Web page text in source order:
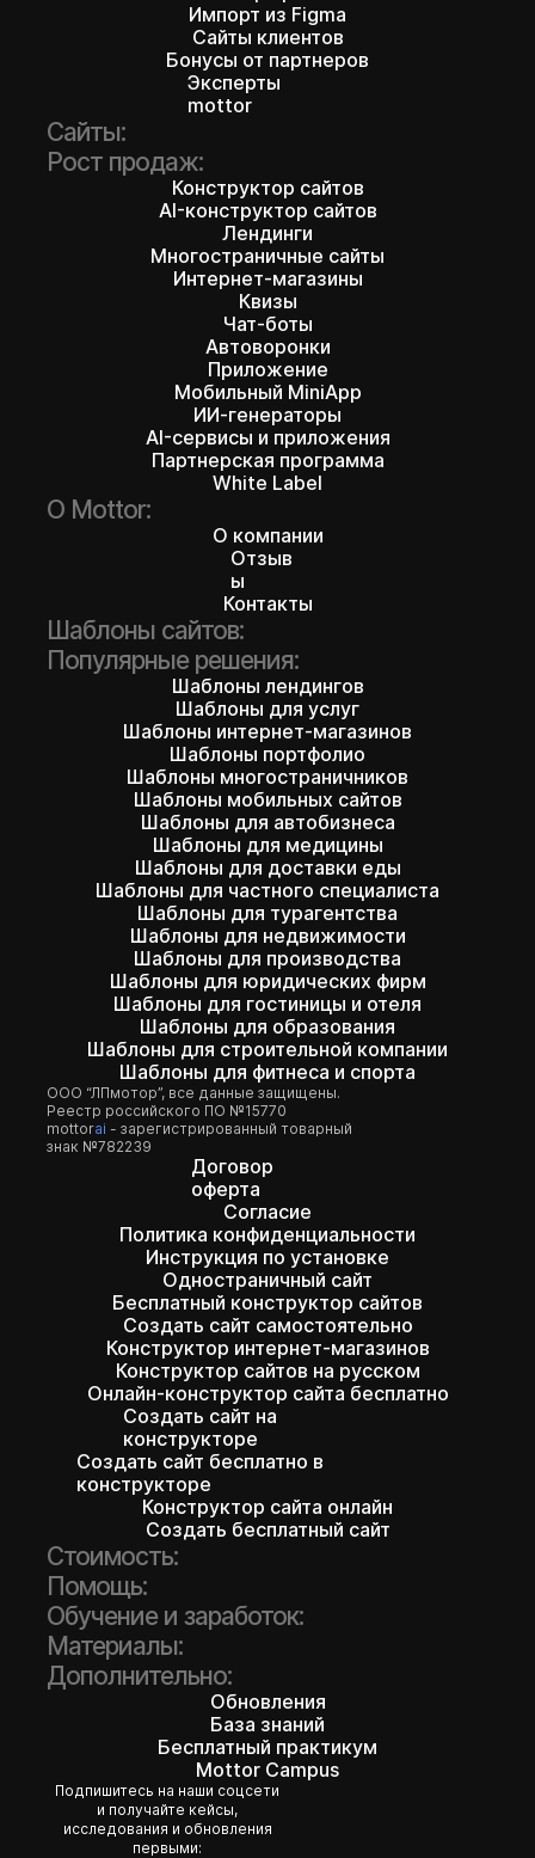
Импорт из Figma
Сайты клиентов
Бонусы от партнеров
Эксперты
mottor
Сайты:
Рост продаж:
Конструктор сайтов
AI-конструктор сайтов
Лендинги
Многостраничные сайты
Интернет-магазины
Квизы
Чат-боты
Автоворонки
Приложение
Мобильный MiniApp
ИИ-генераторы
AI-сервисы и приложения
Партнерская программа
White Label
О Mottor:
О компании
Отзыв
ы
Контакты
Шаблоны сайтов:
Популярные решения:
Шаблоны лендингов
Шаблоны для услуг
Шаблоны интернет-магазинов
Шаблоны портфолио
Шаблоны многостраничников
Шаблоны мобильных сайтов
Шаблоны для автобизнеса
Шаблоны для медицины
Шаблоны для доставки еды
Шаблоны для частного специалиста
Шаблоны для турагентства
Шаблоны для недвижимости
Шаблоны для производства
Шаблоны для юридических фирм
Шаблоны для гостиницы и отеля
Шаблоны для образования
Шаблоны для строительной компании
Шаблоны для фитнеса и спорта
ООО “ЛПмотор”, все данные защищены.
Реестр российского ПО №15770
mottorai - зарегистрированный товарный
знак №782239
Договор
оферта
Согласие
Политика конфиденциальности
Инструкция по установке
Одностраничный сайт
Бесплатный конструктор сайтов
Создать сайт самостоятельно
Конструктор интернет-магазинов
Конструктор сайтов на русском
Онлайн-конструктор сайта бесплатно
Создать сайт на
конструкторе
Создать сайт бесплатно в
конструкторе
Конструктор сайта онлайн
Создать бесплатный сайт
Стоимость:
Помощь:
Обучение и заработок:
Материалы:
Дополнительно:
Обновления
База знаний
Бесплатный практикум
Mottor Campus
Подпишитесь на наши соцсети
и получайте кейсы,
исследования и обновления
первыми: